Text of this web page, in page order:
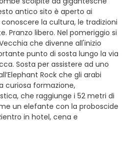
antico sito è aperto ai
la cultura, le tradizioni
Pranzo libero. Nel pomeriggio si
che divenne all'inizio
punto di sosta lungo la via
Sosta per assistere ad uno
Rock che gli arabi
curiosa formazione,
che raggiunge i 52 metri di
un elefante con la proboscide
in hotel, cena e